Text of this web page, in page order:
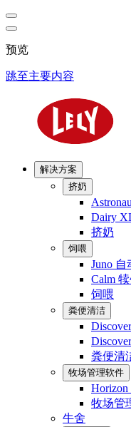
预览
跳至主要内容
解决方案
挤奶
Dairy
挤奶
饲喂
Juno
Calm
饲喂
粪便清洁
粪便清
牧场管理软件
牧场管
牛舍